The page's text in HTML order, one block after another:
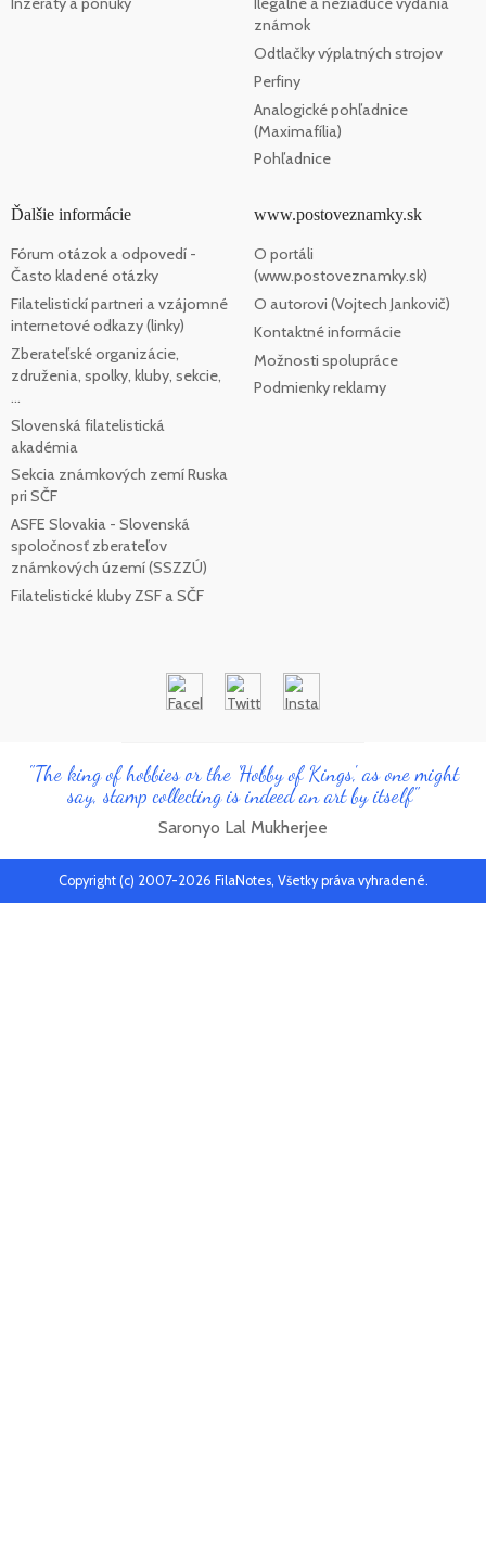
známok
Odtlačky výplatných strojov
Perfiny
Analogické pohľadnice
(Maximafília)
Pohľadnice
Ďalšie informácie
Fórum otázok a odpovedí -
Často kladené otázky
Filatelistickí partneri a vzájomné
internetové odkazy (linky)
Zberateľské organizácie,
združenia, spolky, kluby, sekcie,
...
Slovenská filatelistická
akadémia
Sekcia známkových zemí Ruska
pri SČF
ASFE Slovakia - Slovenská
spoločnosť zberateľov
známkových území (SSZZÚ)
Filatelistické kluby ZSF a SČF
www.postoveznamky.sk
O portáli
(www.postoveznamky.sk)
O autorovi (Vojtech Jankovič)
Kontaktné informácie
Možnosti spolupráce
Podmienky reklamy
"The king of hobbies or the 'Hobby of Kings', as one might
say, stamp collecting is indeed an art by itself"
Saronyo Lal Mukherjee
Copyright (c) 2007-2026 FilaNotes, Všetky práva vyhradené.